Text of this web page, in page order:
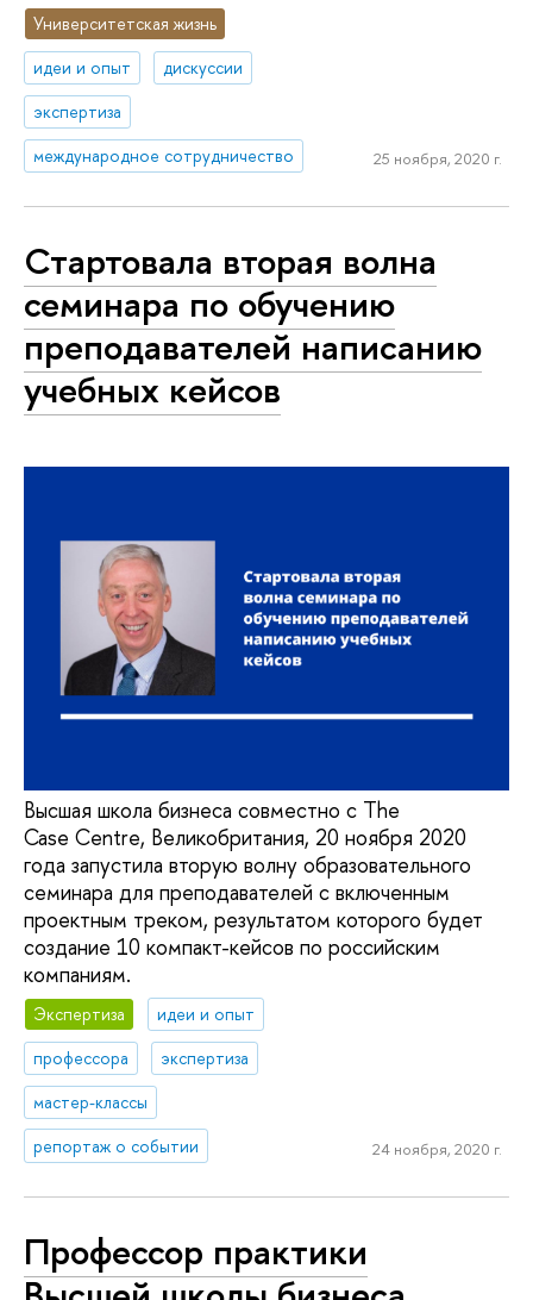
Университетская жизнь
идеи и опыт
дискуссии
экспертиза
международное сотрудничество
25 ноября, 2020 г.
Стартовала вторая волна
семинара по обучению
преподавателей написанию
учебных кейсов
Высшая школа бизнеса совместно с The
Case Centre, Великобритания, 20 ноября 2020
года запустила вторую волну образовательного
семинара для преподавателей с включенным
проектным треком, результатом которого будет
создание 10 компакт-кейсов по российским
компаниям.
Экспертиза
идеи и опыт
профессора
экспертиза
мастер-классы
репортаж о событии
24 ноября, 2020 г.
Профессор практики